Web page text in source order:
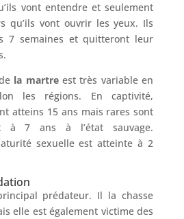
vont entendre et seulement
qu’ils vont ouvrir les yeux. Ils
7 semaines et quitteront leur
la martreest très variable en
les régions. En captivité,
atteins 15 ans mais rares sont
à 7 ans à l’état sauvage.
sexuelle est atteinte à 2
prédateur. Il la chasse
elle est également victime des